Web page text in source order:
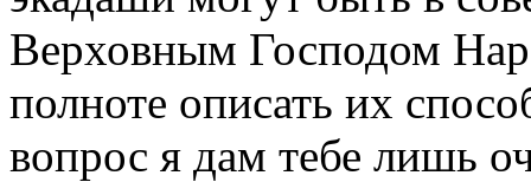
Верховным Господом
полноте описать их
вопрос я дам тебе лишь